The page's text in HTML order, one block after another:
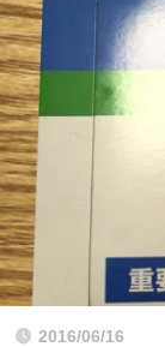
2016/06/16